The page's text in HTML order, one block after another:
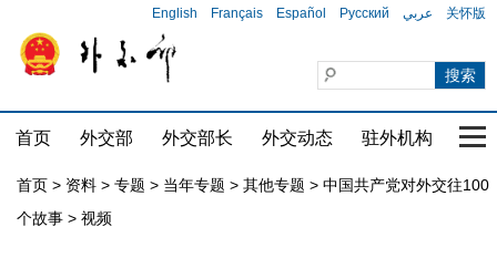
English Français Español Русский عربي 关怀版
首页 外交部 外交部长 外交动态 驻外机构 国
首页 > 资料 > 专题 > 当年专题 > 其他专题 > 中国共产党对外交往100
个故事 > 视频